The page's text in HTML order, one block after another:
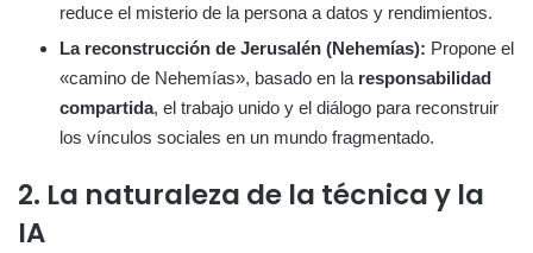
reduce el misterio de la persona a datos y rendimientos.
La reconstrucción de Jerusalén (Nehemías): Propone el
«camino de Nehemías», basado en la responsabilidad
compartida, el trabajo unido y el diálogo para reconstruir
los vínculos sociales en un mundo fragmentado.
2. La naturaleza de la técnica y la
IA